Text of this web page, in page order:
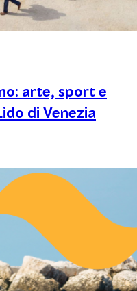
arte, sport e
di Venezia